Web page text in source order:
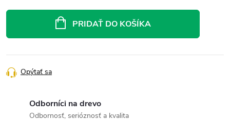
PRIDAŤ DO KOŠÍKA
Opýtať sa
Odborníci na drevo
Odbornosť, serióznosť a kvalita